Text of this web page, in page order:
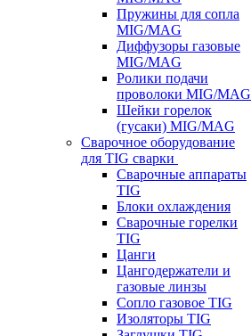
Пружины для сопла
MIG/MAG
Диффузоры газовые
MIG/MAG
Ролики подачи
проволоки MIG/MAG
Шейки горелок
(гусаки) MIG/MAG
Сварочное оборудование
для TIG сварки
Сварочные аппараты
TIG
Блоки охлаждения
Сварочные горелки
TIG
Цанги
Цангодержатели и
газовые линзы
Сопло газовое TIG
Изоляторы TIG